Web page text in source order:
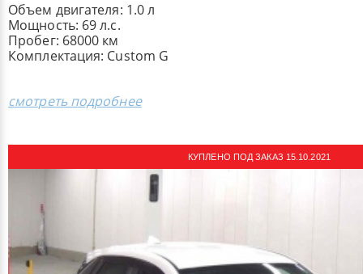
Объем двигателя: 1.0 л
Мощность: 69 л.с.
Пробег: 68000 км
Комплектация: ​Custom G
смотреть подробнее
КУПЛЕНО ПОД ЗАКАЗ 15.10.2021